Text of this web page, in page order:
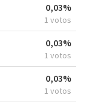
0,03%
1 votos
0,03%
1 votos
0,03%
1 votos